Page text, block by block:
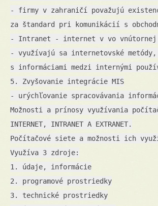
- firmy v zahraničí považujú
za štandard pri komunikácií s
- Intranet - internet v vo
- využívajú sa internetovské metódy,
s informáciami medzi internými
5. Zvyšovanie integrácie MIS
- urýchľovanie spracovávania
Možnosti a prínosy využívania
INTERNET, INTRANET A EXTRANET.
Počítačové siete a možnosti ich
Využíva 3 zdroje:
1. údaje, informácie
2. programové prostriedky
3. technické prostriedky